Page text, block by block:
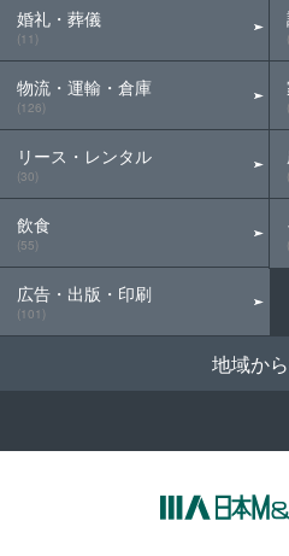
婚礼・葬儀
(11)
物流・運輸・倉庫
(126)
リース・レンタル
(30)
飲食
(55)
広告・出版・印刷
(101)
地域か